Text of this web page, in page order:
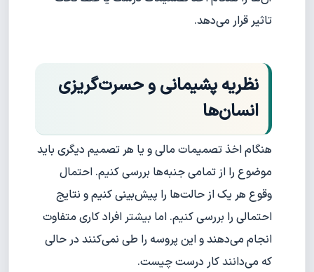
تاثیر قرار می‌دهد.
نظریه پشیمانی و حسرت‌گریزی
انسان‌ها
هنگام اخذ تصمیمات مالی و یا هر تصمیم دیگری باید
موضوع را از تمامی جنبه‌ها بررسی کنیم. احتمال
وقوع هر یک از حالت‌ها را پیش‌بینی کنیم و نتایج
احتمالی را بررسی کنیم. اما بیشتر افراد کاری متفاوت
انجام می‌دهند و این پروسه را طی نمی‌کنند در حالی
که می‌دانند کار درست چیست.